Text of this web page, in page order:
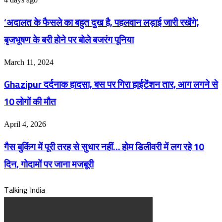
जाएंगी
ये
30
स्पेशल
लिए
हो
जाइये
तैयार,
दिन
दूसरा
सीजन
जाने..
का
बहुत
दुख
पहलवान
जारी
रखेंगे’,
बृजभूषण
के
होने
बोले
बजरंग
पूनिया
‘अदालत के फैसले का बहुत दुख है, पहलवान लड़ाई जारी रखेंगे’,
बृजभूषण के बरी होने पर बोले बजरंग पूनिया
Ghazipur
हादसा,
बस
पर
गिरा
तार,
लगने
से
10
लोगों
मौत
March 11, 2024
Ghazipur दर्दनाक हादसा, बस पर गिरा हाईटेंशन तार, आग लगने से
10 लोगों की मौत
गैस
में
पूरी
तरह
से
नहीं…
होम
April 4, 2026
गैस बुकिंग में पूरी तरह से सुधार नहीं… होम डिलीवरी में लग रहे 10
दिन, गोदामों पर जाना मजबूरी
Talking India